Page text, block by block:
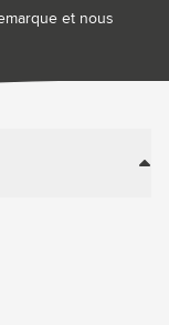
et nous